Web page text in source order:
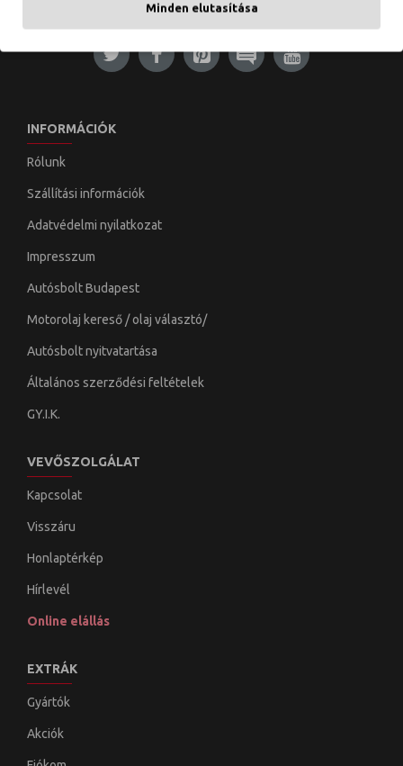
INFORMÁCIÓK
Rólunk
Szállítási információk
Adatvédelmi nyilatkozat
Impresszum
Autósbolt Budapest
Motorolaj kereső / olaj választó/
Autósbolt nyitvatartása
Általános szerződési feltételek
GY.I.K.
VEVŐSZOLGÁLAT
Kapcsolat
Visszáru
Honlaptérkép
Hírlevél
Online elállás
EXTRÁK
Gyártók
Akciók
Minden elutasítása